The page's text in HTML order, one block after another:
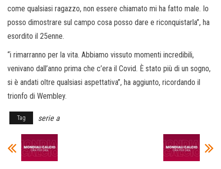
come qualsiasi ragazzo, non essere chiamato mi ha fatto male. Io
posso dimostrare sul campo cosa posso dare e riconquistarla”, ha
esordito il 25enne.
“i rimarranno per la vita. Abbiamo vissuto momenti incredibili,
venivano dall’anno prima che c’era il Covid. È stato più di un sogno,
si è andati oltre qualsiasi aspettativa”, ha aggiunto, ricordando il
trionfo di Wembley.
Tag serie a